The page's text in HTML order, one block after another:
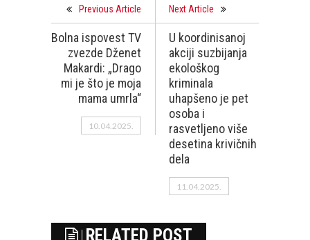
Previous Article
Bolna ispovest TV
zvezde Dženet
Makardi: „Drago
mi je što je moja
mama umrla“
10.04.2025.
Next Article
U koordinisanoj
akciji suzbijanja
ekološkog
kriminala
uhapšeno je pet
osoba i
rasvetlјeno više
desetina krivičnih
dela
11.04.2025.
RELATED POST